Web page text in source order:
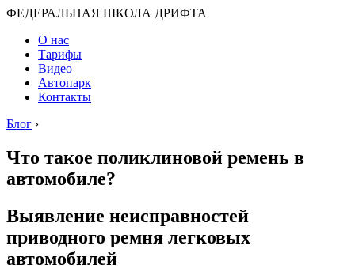
ФЕДЕРАЛЬНАЯ ШКОЛА ДРИФТА
О нас
Тарифы
Видео
Автопарк
Контакты
Блог ›
Что такое поликлиновой ремень в
автомобиле?
Выявление неисправностей
приводного ремня легковых
автомобилей